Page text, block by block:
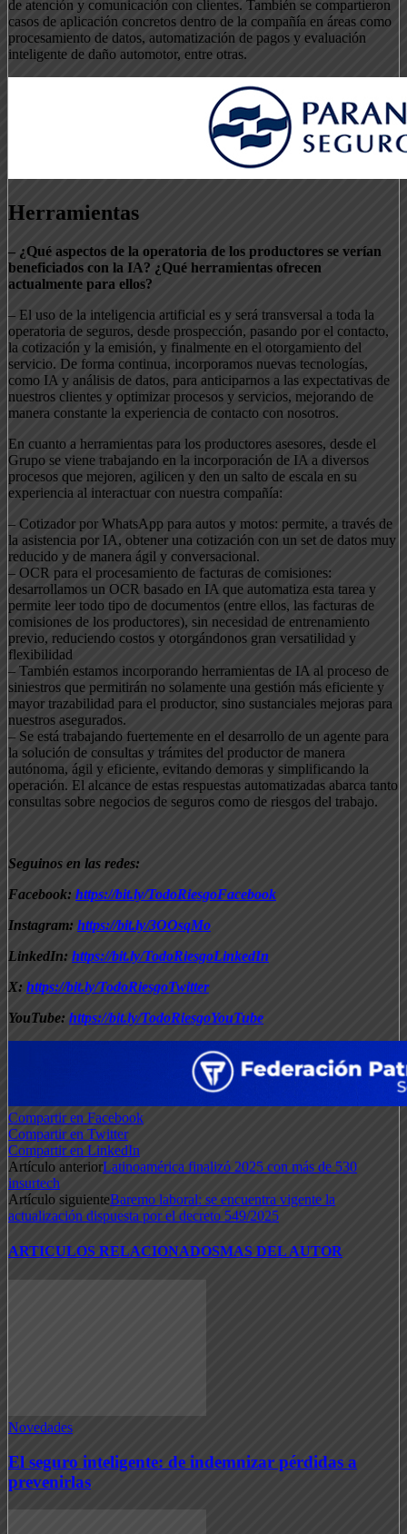
de atención y comunicación con clientes. También se compartieron
casos de aplicación concretos dentro de la compañía en áreas como
procesamiento de datos, automatización de pagos y evaluación
inteligente de daño automotor, entre otras.
Herramientas
– ¿Qué aspectos de la operatoria de los productores se verían
beneficiados con la IA? ¿Qué herramientas ofrecen
actualmente para ellos?
– El uso de la inteligencia artificial es y será transversal a toda la
operatoria de seguros, desde prospección, pasando por el contacto,
la cotización y la emisión, y finalmente en el otorgamiento del
servicio. De forma continua, incorporamos nuevas tecnologías,
como IA y análisis de datos, para anticiparnos a las expectativas de
nuestros clientes y optimizar procesos y servicios, mejorando de
manera constante la experiencia de contacto con nosotros.
En cuanto a herramientas para los productores asesores, desde el
Grupo se viene trabajando en la incorporación de IA a diversos
procesos que mejoren, agilicen y den un salto de escala en su
experiencia al interactuar con nuestra compañía:
– Cotizador por WhatsApp para autos y motos: permite, a través de
la asistencia por IA, obtener una cotización con un set de datos muy
reducido y de manera ágil y conversacional.
– OCR para el procesamiento de facturas de comisiones:
desarrollamos un OCR basado en IA que automatiza esta tarea y
permite leer todo tipo de documentos (entre ellos, las facturas de
comisiones de los productores), sin necesidad de entrenamiento
previo, reduciendo costos y otorgándonos gran versatilidad y
flexibilidad
– También estamos incorporando herramientas de IA al proceso de
siniestros que permitirán no solamente una gestión más eficiente y
mayor trazabilidad para el productor, sino sustanciales mejoras para
nuestros asegurados.
– Se está trabajando fuertemente en el desarrollo de un agente para
la solución de consultas y trámites del productor de manera
autónoma, ágil y eficiente, evitando demoras y simplificando la
operación. El alcance de estas respuestas automatizadas abarca tanto
consultas sobre negocios de seguros como de riesgos del trabajo.
Seguinos en las redes:
Facebook: https://bit.ly/TodoRiesgoFacebook
Instagram: https://bit.ly/3OOsqMo
LinkedIn: https://bit.ly/TodoRiesgoLinkedIn
X: https://bit.ly/TodoRiesgoTwitter
YouTube: https://bit.ly/TodoRiesgoYouTube
Compartir en Facebook
Compartir en Twitter
Compartir en LinkedIn
Artículo anteriorLatinoamérica finalizó 2025 con más de 530
insurtech
Artículo siguienteBaremo laboral: se encuentra vigente la
actualización dispuesta por el decreto 549/2025
ARTICULOS RELACIONADOSMAS DEL AUTOR
Novedades
El seguro inteligente: de indemnizar pérdidas a
prevenirlas